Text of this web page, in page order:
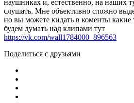
наушниках и, естественно, на наших
слушать. Мне объективно сложно
но вы можете кидать в коменты
будем думать над клипами тут
https://vk.com/wall1784000_896563
Поделиться с друзьями